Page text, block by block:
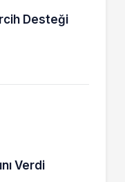
Desteği
Verdi